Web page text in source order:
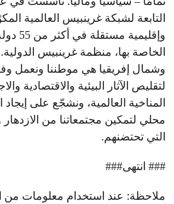
الخاصة بها، منظمة غرينبيس
وشمال إفريقيا هي موطننا ونعمل
لتقليص الآثار البيئية والاقتصادية
المناخية العالمية، ونشجّع على
محلي لتمكين مجتمعاتنا من
التي تحتضنهم.
### انتهى###
ملاحظة: عند استخدام معلومات من